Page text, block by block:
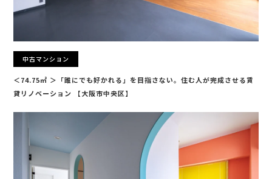
中古マンション
＜74.75㎡ ＞「誰にでも好かれる」を目指さない。住む人が完成させる賃
貸リノベーション 【大阪市中央区】